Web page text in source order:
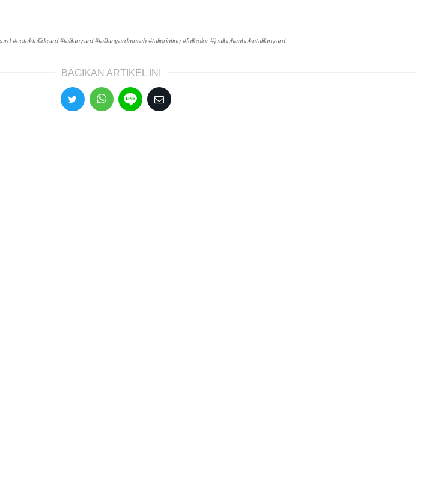
------------------------------------------------
#cetaktaliidcard #talilanyard #talilanyardmurah #taliprinting #fullcolor #jualbahanbakutalilanyard
BAGIKAN ARTIKEL INI